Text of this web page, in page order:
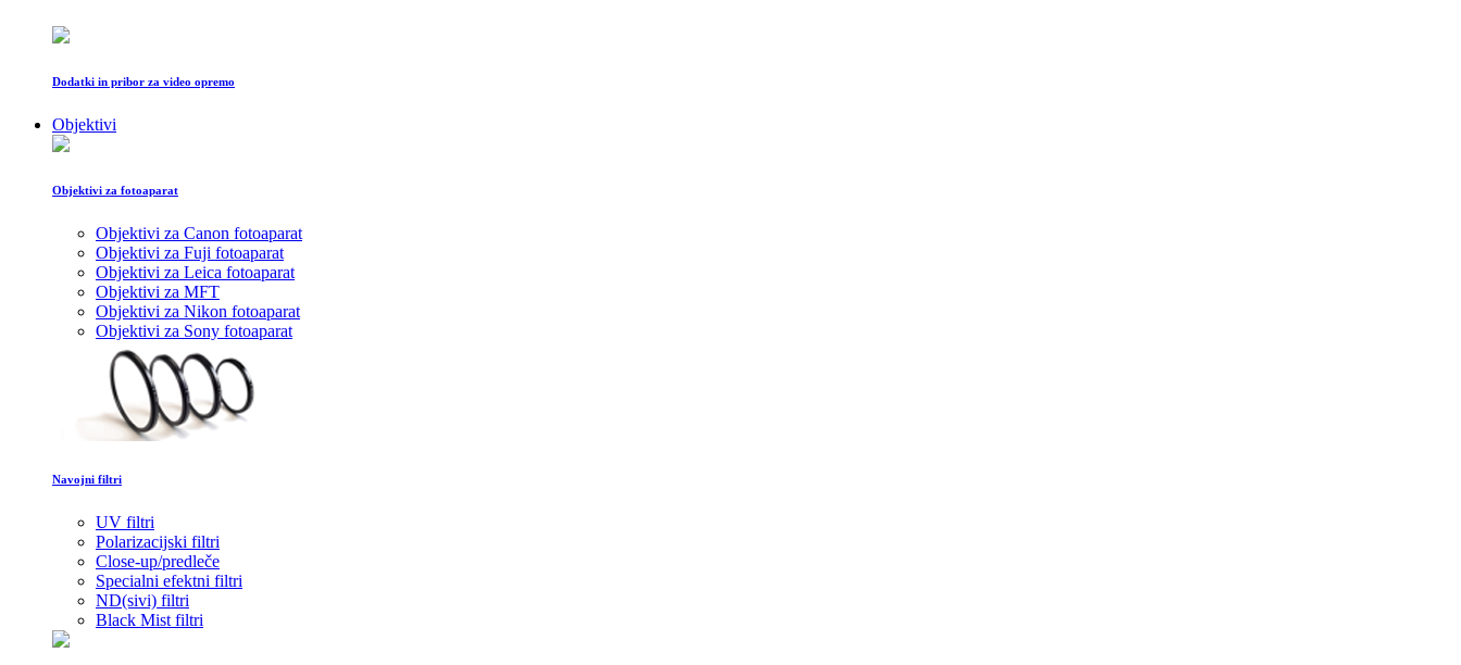
Dodatki in pribor za video opremo
Objektivi
Objektivi za fotoaparat
Objektivi za Canon fotoaparat
Objektivi za Fuji fotoaparat
Objektivi za Leica fotoaparat
Objektivi za MFT
Objektivi za Nikon fotoaparat
Objektivi za Sony fotoaparat
Navojni filtri
UV filtri
Polarizacijski filtri
Close-up/predleče
Specialni efektni filtri
ND(sivi) filtri
Black Mist filtri